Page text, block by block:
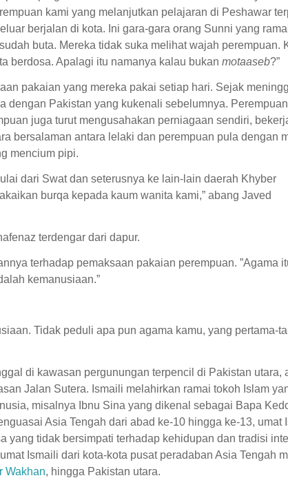
kami yang melanjutkan pelajaran di Peshawar
berjalan di kota. Ini gara-gara orang Sunni yang
buta. Mereka tidak suka melihat wajah perempuan.
berdosa. Apalagi itu namanya kalau bukan motaaseb?”
pakaian yang mereka pakai setiap hari. Sejak
dengan Pakistan yang kukenali sebelumnya.
juga turut mengusahakan perniagaan sendiri,
bersalaman antara lelaki dan perempuan pula dengan
mencium pipi.
dari Swat dan seterusnya ke lain-lain daerah Khyber
burqa kepada kaum wanita kami,” abang Javed
terdengar dari dapur.
terhadap pemaksaan pakaian perempuan. ”Agama
kemanusiaan.”
Tidak peduli apa pun agama kamu, yang pertama-
di kawasan pergunungan terpencil di Pakistan utara,
Jalan Sutera. Ismaili melahirkan ramai tokoh Islam
misalnya Ibnu Sina yang dikenal sebagai Bapa
Asia Tengah dari abad ke-10 hingga ke-13, umat
tidak bersimpati terhadap kehidupan dan tradisi
Ismaili dari kota-kota pusat peradaban Asia Tengah
Wakhan, hingga Pakistan utara.